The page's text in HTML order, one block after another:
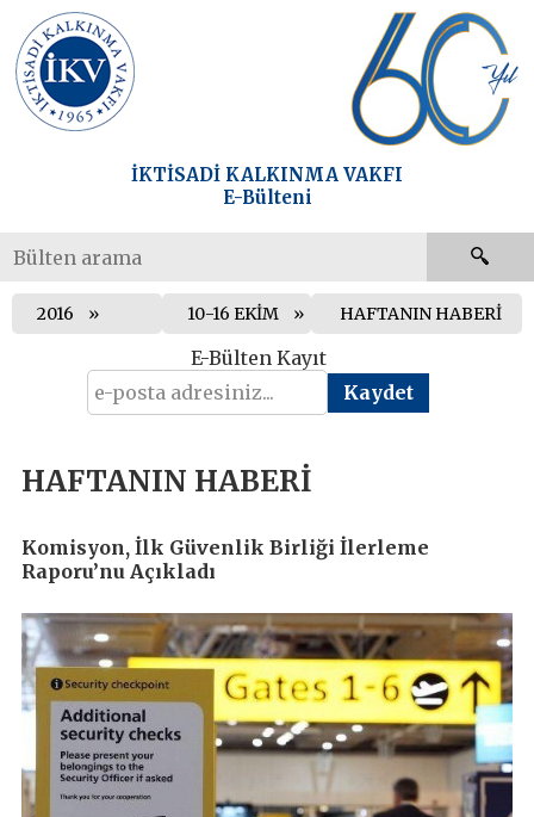
İKTİSADİ KALKINMA VAKFI
E-Bülteni
2016 10-16 EKİM HAFTANIN HABERİ
E-Bülten Kayıt
HAFTANIN HABERİ
Komisyon, İlk Güvenlik Birliği İlerleme
Raporu’nu Açıkladı